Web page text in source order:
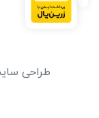
طراحی